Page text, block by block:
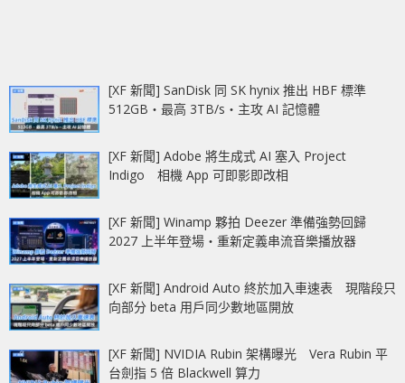
[XF 新聞] SanDisk 同 SK hynix 推出 HBF 標準
512GB‧最高 3TB/s‧主攻 AI 記憶體
[XF 新聞] Adobe 將生成式 AI 塞入 Project
Indigo 相機 App 可即影即改相
[XF 新聞] Winamp 夥拍 Deezer 準備強勢回歸
2027 上半年登場‧重新定義串流音樂播放器
[XF 新聞] Android Auto 終於加入車速表 現階段只
向部分 beta 用戶同少數地區開放
[XF 新聞] NVIDIA Rubin 架構曝光 Vera Rubin 平
台劍指 5 倍 Blackwell 算力